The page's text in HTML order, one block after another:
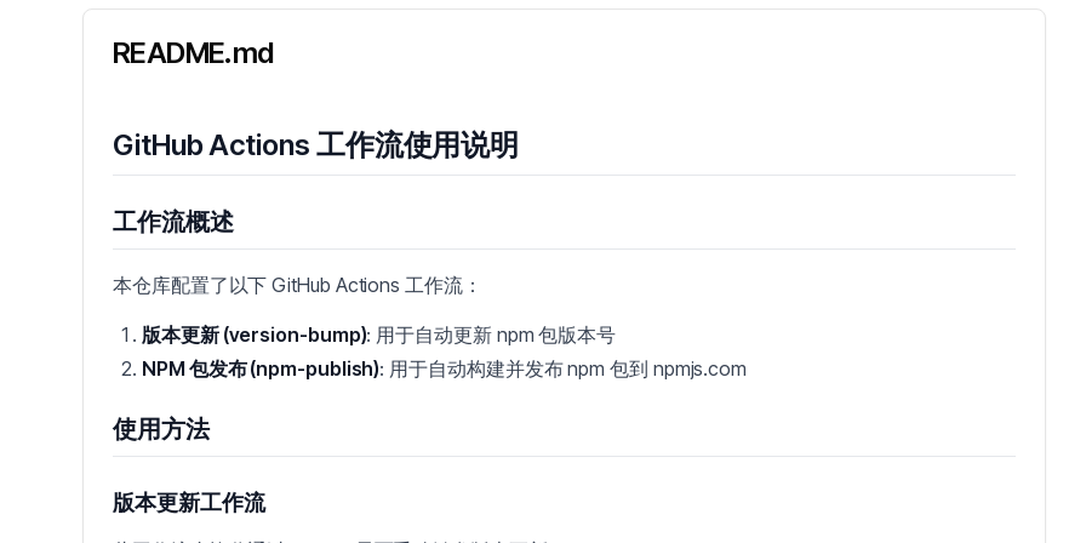
README.md
GitHub Actions 工作流使用说明
工作流概述
本仓库配置了以下 GitHub Actions 工作流：
版本更新 (version-bump): 用于自动更新 npm 包版本号
NPM 包发布 (npm-publish): 用于自动构建并发布 npm 包到 npmjs.com
使用方法
版本更新工作流